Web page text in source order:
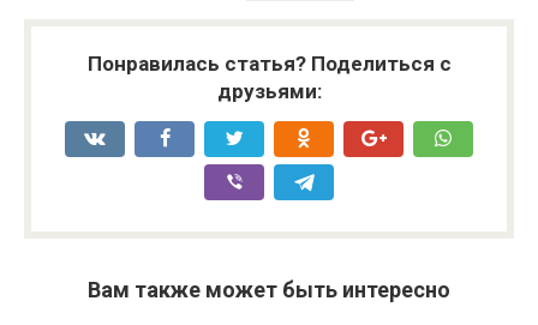
Понравилась статья? Поделиться с
друзьями:
Вам также может быть интересно